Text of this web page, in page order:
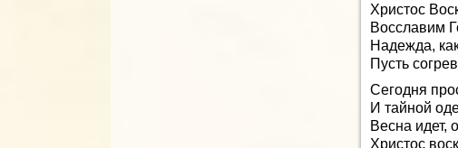
Христос
Восславим
Надежда,
Пусть
Сегодня
И тайной
Весна идет,
Христос